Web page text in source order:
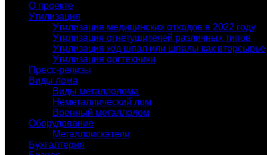
О проекте
Утилизация
Утилизация медицинских отходов в 2022 году
Утилизация огнетушителей различных типов
Утилизация ж/д шпал или шпалы как вторсырье
Утилизация оргтехники
Пресс-релизы
Виды лома
Виды металлолома
Неметаллический лом
Военный металлолом
Оборудование
Металлоискатели
Бухгалтерия